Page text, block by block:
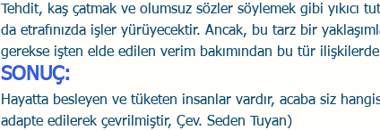
Tehdit, kaş çatmak ve olumsuz sözler söylemek gibi yıkıcı
da etrafınızda işler yürüyecektir. Ancak, bu tarz bir
gerekse işten elde edilen verim bakımından bu tür
SONUÇ:
Hayatta besleyen ve tüketen insanlar vardır, acaba siz
adapte edilerek çevrilmiştir, Çev. Seden Tuyan)